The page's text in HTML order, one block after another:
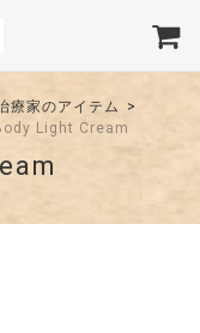
療家のアイテム
Light Cream